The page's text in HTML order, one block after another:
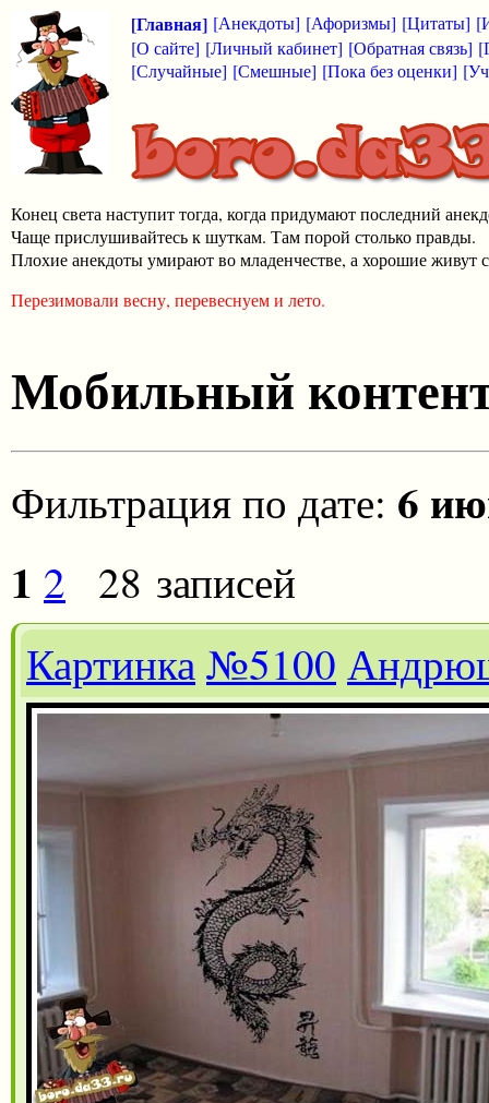
[Главная] [Анекдоты] [Афоризмы] [Цитаты]
[О сайте] [Личный кабинет] [Обратная связь]
[Случайные] [Смешные] [Пока без оценки]
Конец света наступит тогда, когда придумают последний
Чаще прислушивайтесь к шуткам. Там порой столько правды.
Плохие анекдоты умирают во младенчестве, а хорошие живут
Перезимовали весну, перевеснуем и лето.
Мобильный
Фильтрация по дате: 6
1 2
28 записей
Картинка№5100